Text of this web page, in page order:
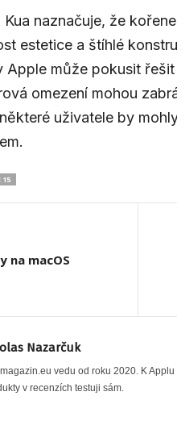
naznačuje, že
estetice a štíhlé
Apple může pokusit
omezení mohou
uživatele by
15
macOS
Nazarčuk
vedu od roku 2020. K
v recenzích testuji sám.